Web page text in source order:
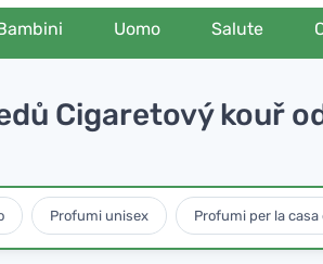
Uomo Salute
Cigaretový kouř
Profumi unisex Profumi per la casa